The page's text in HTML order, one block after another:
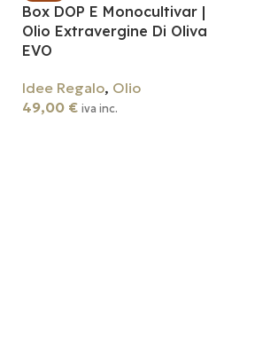
Box DOP E Monocultivar |
Olio Extravergine Di Oliva
EVO
Idee Regalo, Olio
49,00 € iva inc.